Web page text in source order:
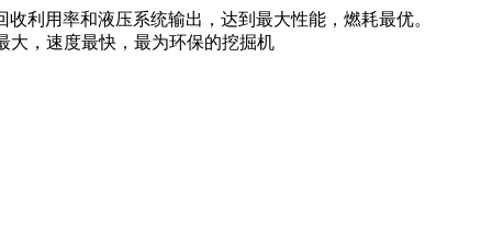
收利用率和液压系统输出，达到最大性能，燃耗最优。
大，速度最快，最为环保的挖掘机